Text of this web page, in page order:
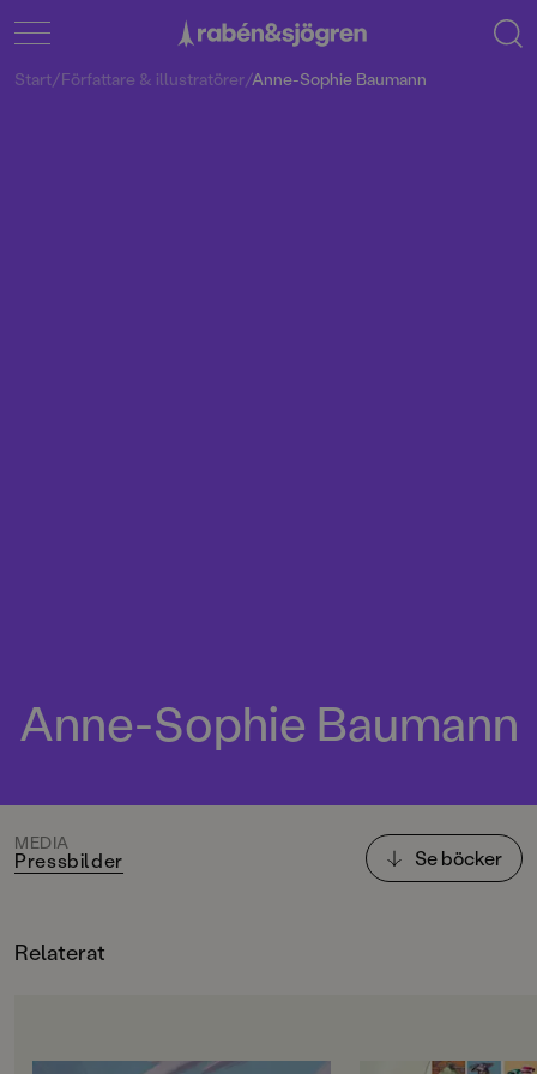
Start/Författare & illustratörer/Anne-Sophie Baumann
Anne-Sophie Baumann
MEDIA
Pressbilder Se böcker
Relaterat
OM BOKEN OM BOKEN